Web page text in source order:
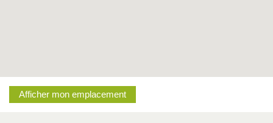
Afficher mon emplacement